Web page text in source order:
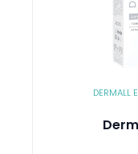
DERMALL